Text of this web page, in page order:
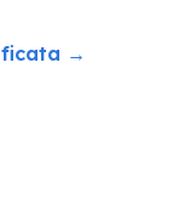
→